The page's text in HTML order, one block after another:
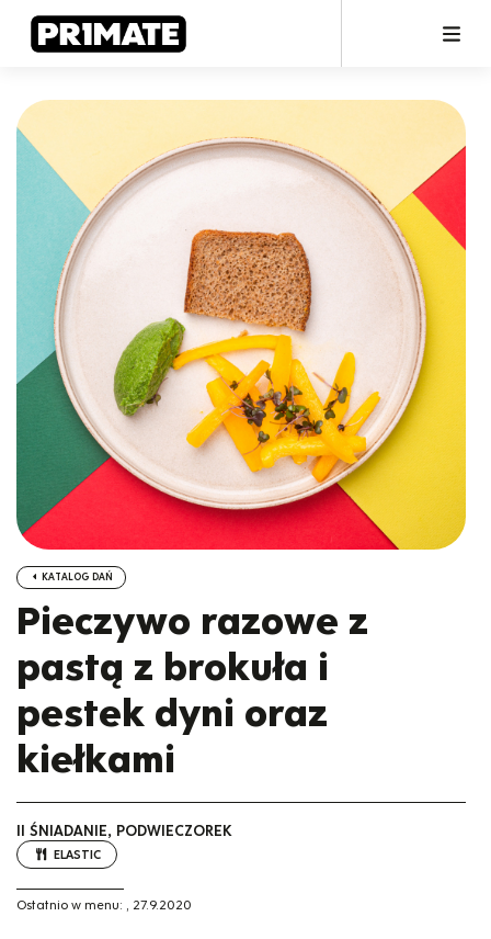
KATALOG DAŃ
Pieczywo razowe z
pastą z brokuła i
pestek dyni oraz
kiełkami
II ŚNIADANIE, PODWIECZOREK
ELASTIC
Ostatnio w menu: , 27.9.2020